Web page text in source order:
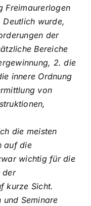
Freimaurerlogen
wurde,
der
Bereiche
2. die
innere Ordnung
von
die meisten
auf die
wichtig für die
der
kurze Sicht.
und Seminare